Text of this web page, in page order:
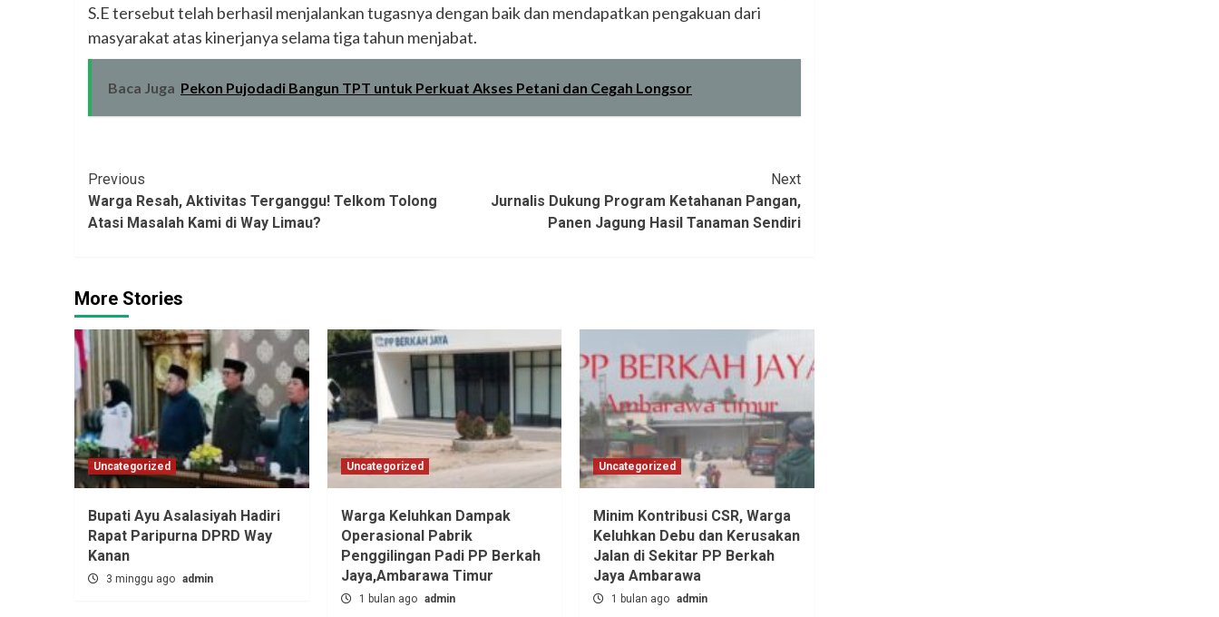
S.E tersebut telah berhasil menjalankan tugasnya dengan baik dan mendapatkan pengakuan dari
masyarakat atas kinerjanya selama tiga tahun menjabat.
Baca Juga Pekon Pujodadi Bangun TPT untuk Perkuat Akses Petani dan Cegah Longsor
Continue
Reading
Previous
Warga Resah, Aktivitas Terganggu! Telkom Tolong
Atasi Masalah Kami di Way Limau?
Next
Jurnalis Dukung Program Ketahanan Pangan,
Panen Jagung Hasil Tanaman Sendiri
More Stories
Uncategorized
Bupati Ayu Asalasiyah Hadiri
Rapat Paripurna DPRD Way
Kanan
3 minggu ago admin
Uncategorized
Warga Keluhkan Dampak
Operasional Pabrik
Penggilingan Padi PP Berkah
Jaya,‎Ambarawa Timur
1 bulan ago admin
Uncategorized
Minim Kontribusi CSR, Warga
Keluhkan Debu dan Kerusakan
Jalan di Sekitar PP Berkah
Jaya Ambarawa‎
1 bulan ago admin